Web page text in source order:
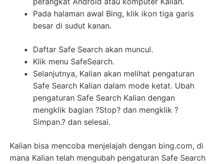
Pada halaman awal Bing, klik ikon tiga garis
besar di sudut kanan.
Daftar Safe Search akan muncul.
Klik menu SafeSearch.
Selanjutnya, Kalian akan melihat pengaturan
Safe Search Kalian dalam mode ketat. Ubah
pengaturan Safe Search Kalian dengan
mengklik bagian ?Stop? dan mengklik ?
Simpan.? dan selesai.
Kalian bisa mencoba menjelajah dengan bing.com, di
mana Kalian telah mengubah pengaturan Safe Search